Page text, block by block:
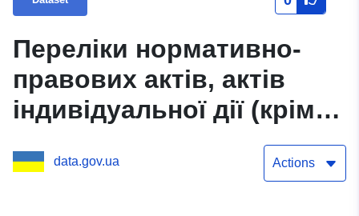
Переліки нормативно-
правових актів, актів
індивідуальної дії (крім
організаційних),
data.gov.ua Actions